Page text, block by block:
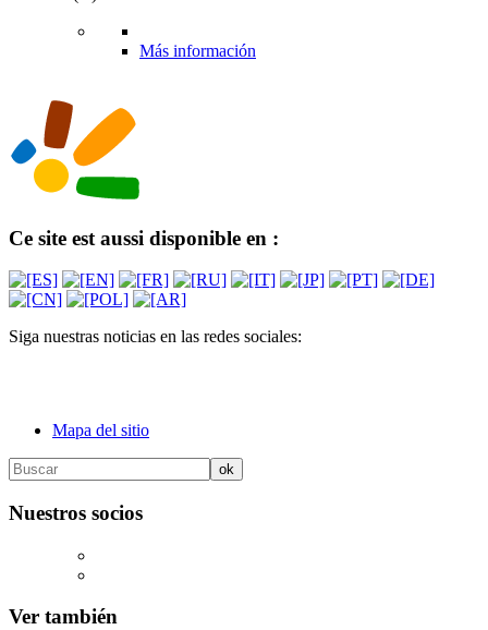
Más información
Ce site est aussi disponible en :
Siga nuestras noticias en las redes sociales:
Mapa del sitio
Nuestros socios
Ver también